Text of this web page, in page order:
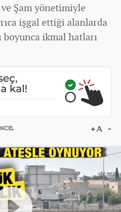
Şam yönetimiyle
işgal ettiği alanlarda
boyunca ikmal hatları